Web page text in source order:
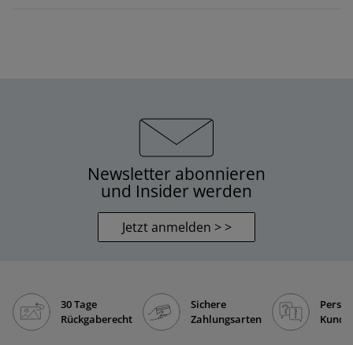
Newsletter abonnieren
und Insider werden
Jetzt anmelden > >
30 Tage
Rückgaberecht
Sichere
Zahlungsarten